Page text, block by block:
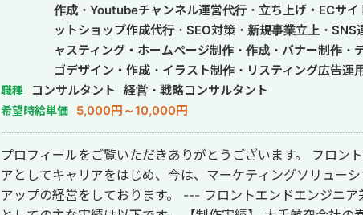
作成・Youtubeチャンネル運営代行・立ち上げ・ECサイ
ットショップ作成代行・SEO対策・新規事業立上・SNS
ャスティング・ホームページ制作・作成・バナー制作・
ゴデザイン・作成・イラスト制作・リスティング広告運
ンドメディア制作・構築・運用代行・動画制作・動画編
行・採用代行・AI活用
職種 コンサルタント 経営・戦略コンサルタント
希望時給単価 5,000円～10,000円
プロフィールをご覧いただきありがとうございます。 フロン
アとしてキャリアをはじめ、今は、マーケティングソリュー
アップの経営をしております。 --- フロントエンドエンジニア